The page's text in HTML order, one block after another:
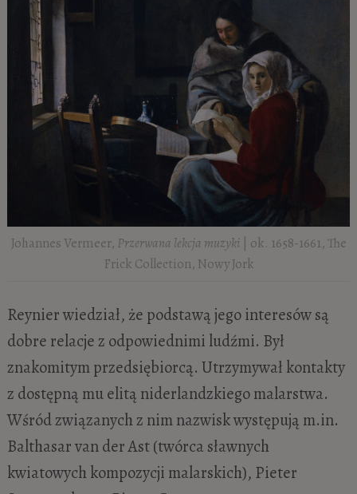
Johannes Vermeer, Przerwana lekcja muzyki| ok. 1658-1661, The
Frick Collection, Nowy Jork
Reynier wiedział, że podstawą jego interesów są
dobre relacje z odpowiednimi ludźmi. Był
znakomitym przedsiębiorcą. Utrzymywał kontakty
z dostępną mu elitą niderlandzkiego malarstwa.
Wśród związanych z nim nazwisk występują m.in.
Balthasar van der Ast (twórca sławnych
kwiatowych kompozycji malarskich), Pieter